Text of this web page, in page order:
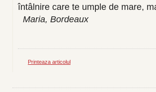
întâlnire care te umple de mare,
Maria, Bordeaux
Printeaza articolul